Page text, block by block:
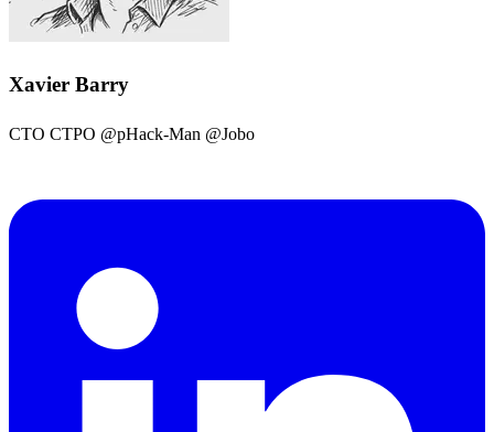
Xavier Barry
CTO CTPO @pHack-Man @Jobo